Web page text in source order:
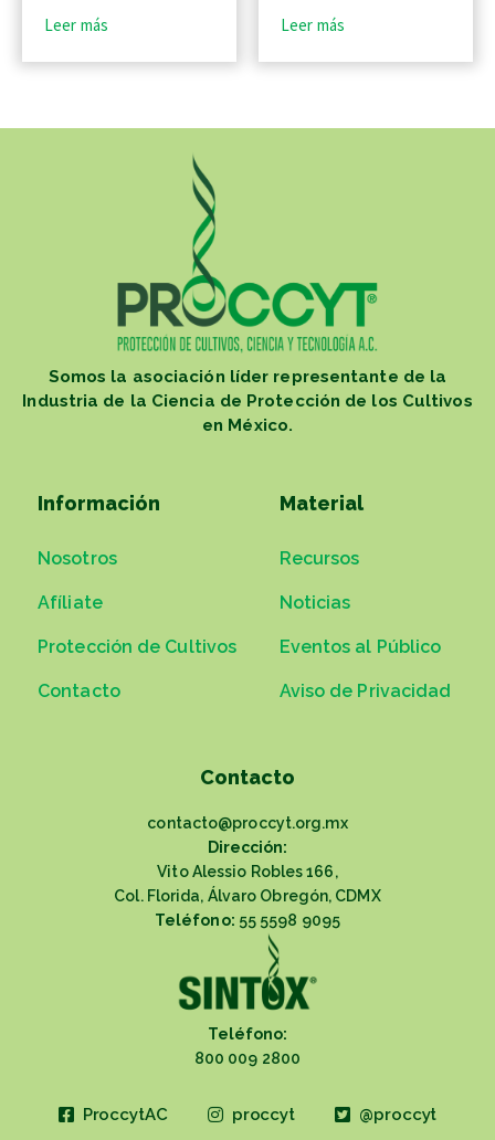
Leer más
Leer más
Somos la asociación líder representante de la
Industria de la Ciencia de Protección de los Cultivos
en México.
Información
Nosotros
Afíliate
Protección de Cultivos
Contacto
Material
Recursos
Noticias
Eventos al Público
Aviso de Privacidad
Contacto
contacto@proccyt.org.mx
Dirección:
Vito Alessio Robles 166,
Col. Florida, Álvaro Obregón, CDMX
Teléfono: 55 5598 9095
Teléfono:
800 009 2800
ProccytAC proccyt @proccyt